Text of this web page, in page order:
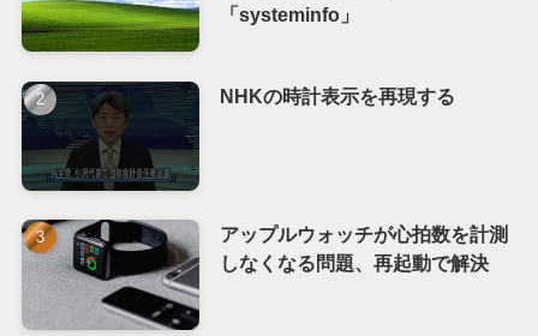
「systeminfo」
NHKの時計表示を再現する
アップルウォッチが心拍数を計測
しなくなる問題、再起動で解決